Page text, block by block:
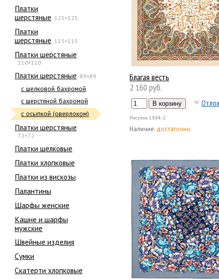
Платки
шерстяные 125×125
Платки
шерстяные 115×115
Платки шерстяные
110×110
Платки шерстяные 89×89
с шелковой бахромой
с шерстяной бахромой
с осыпкой (оверлоком)
Платки шерстяные
72×72
Платки шелковые
Платки хлопковые
Платки из вискозы
Палантины
Шарфы женские
Кашне и шарфы
мужские
Швейные изделия
Сумки
Скатерти хлопковые
Благая весть
2 160 руб.
Рисунок 1884-2
Наличие: достаточно